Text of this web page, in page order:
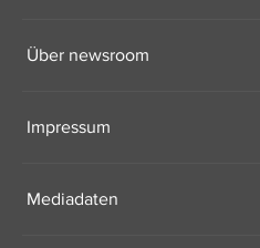
Über newsroom
Impressum
Mediadaten